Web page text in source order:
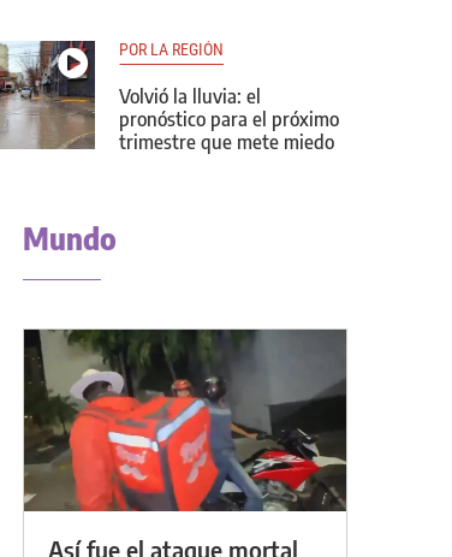
POR LA REGIÓN
Volvió la lluvia: el
pronóstico para el próximo
trimestre que mete miedo
Mundo
Así fue el ataque mortal